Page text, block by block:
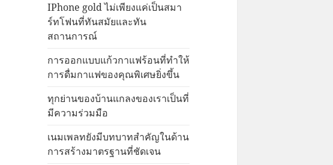
IPhone gold ไม่เพียงแค่เป็นสมา
ร์ทโฟนที่ทันสมัยและทัน
สถานการณ์
การออกแบบแก้วกาแฟร้อนที่ทำให้
การดื่มกาแฟของคุณพิเศษยิ่งขึ้น
ทุกย่านของบ้านแกลงของเราเป็นที่
มีความร่วมมือ
เนมเพลทยังมีบทบาทสำคัญในด้าน
การสร้างมาตรฐานที่ชัดเจน